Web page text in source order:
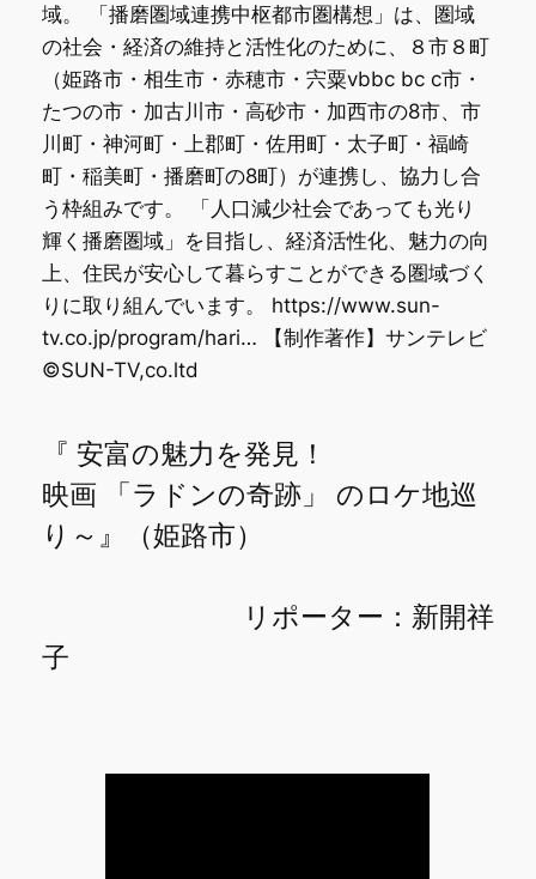
域。 「播磨圏域連携中枢都市圏構想」は、圏域
の社会・経済の維持と活性化のために、８市８町
（姫路市・相生市・赤穂市・宍粟vbbc bc c市・
たつの市・加古川市・高砂市・加西市の8市、市
川町・神河町・上郡町・佐用町・太子町・福崎
町・稲美町・播磨町の8町）が連携し、協力し合
う枠組みです。 「人口減少社会であっても光り
輝く播磨圏域」を目指し、経済活性化、魅力の向
上、住民が安心して暮らすことができる圏域づく
りに取り組んでいます。 https://www.sun-
tv.co.jp/program/hari… 【制作著作】サンテレビ
©SUN-TV,co.ltd
『 安富の魅力を発見！
映画 「ラドンの奇跡」 のロケ地巡
り～』（姫路市）
リポーター：新開祥
子